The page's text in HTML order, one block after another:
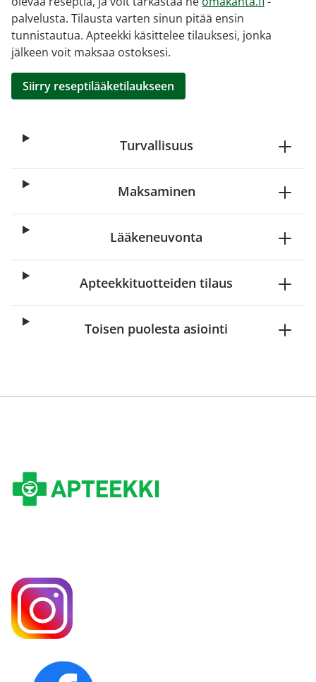
palvelusta. Tilausta varten sinun pitää ensin
tunnistautua. Apteekki käsittelee tilauksesi, jonka
jälkeen voit maksaa ostoksesi.
Siirry reseptilääketilaukseen
Turvallisuus
Maksaminen
Lääkeneuvonta
Apteekkituotteiden tilaus
Toisen puolesta asiointi